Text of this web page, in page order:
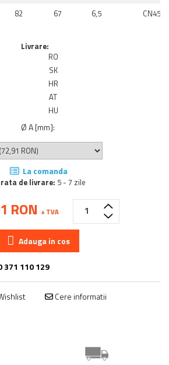
82 67 6,5
Livrare:
RO
SK
HR
AT
HU
Ø A [mm]:
La comanda
de livrare: 5 - 7 zile
RON + TVA
Adauga in cos
371 110 129
Cere informatii